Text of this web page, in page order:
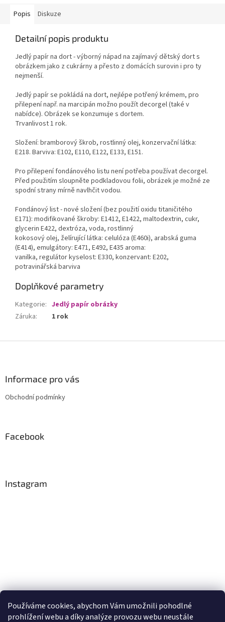
Používáme cookies, abychom Vám umožnili pohodlné
prohlížení webu a díky analýze provozu webu neustále
Popis Diskuze
Detailní popis produktu
Jedlý papír na dort - výborný nápad na zajímavý dětský dort s
obrázkem jako z cukrárny a přesto z domácích surovin i pro ty
nejmenší.
Jedlý papír se pokládá na dort, nejlépe potřený krémem, pro
přilepení např. na marcipán možno použít decorgel (také v
nabídce). Obrázek se konzumuje s dortem.
Trvanlivost 1 rok.
Složení: bramborový škrob, rostlinný olej, konzervační látka:
E218. Barviva: E102, E110, E122, E133, E151.
Pro přilepení fondánového listu není potřeba používat decorgel.
Před použitím sloupněte podkladovou folii, obrázek je možné ze
spodní strany mírně navlhčit vodou.
Fondánový list - nové složení (bez použití oxidu titaničitého
E171): modifikované škroby: E1412, E1422, maltodextrin, cukr,
glycerin E422, dextróza, voda, rostlinný
kokosový olej, želírující látka: celulóza (E460i), arabská guma
(E414), emulgátory: E471, E492, E435 aroma:
vanilka, regulátor kyselost: E330, konzervant: E202,
potravinářská barviva
Doplňkové parametry
Kategorie: Jedlý papír obrázky
Záruka: 1 rok
Informace pro vás
Obchodní podmínky
Facebook
Instagram
Sledovat na Instagramu